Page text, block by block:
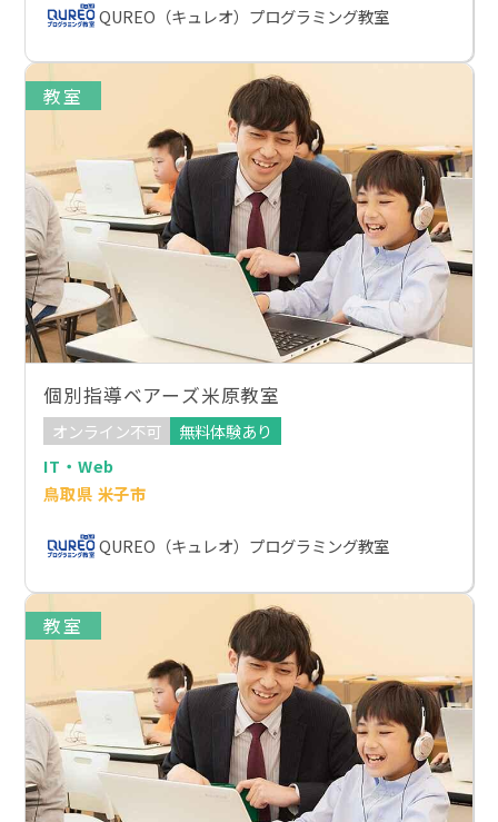
QUREO（キュレオ）プログラミング教室
教室
個別指導ベアーズ米原教室
オンライン不可
無料体験あり
IT・Web
鳥取県 米子市
QUREO（キュレオ）プログラミング教室
教室